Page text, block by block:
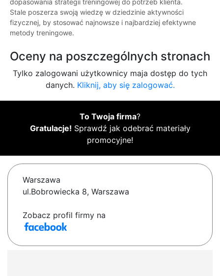
dopasowania strategii treningowej do potrzeb klienta.
Stale poszerza swoją wiedzę w dziedzinie aktywności
fizycznej, by stosować najnowsze i najbardziej efektywne
metody treningowe.
Oceny na poszczególnych stronach
Tylko zalogowani użytkownicy maja dostęp do tych
danych. Kliknij, aby się zalogować.
To Twoja firma?
Gratulacje! Sprawdź jak odebrać materiały
promocyjne!
Warszawa
ul.Bobrowiecka 8, Warszawa
Zobacz profil firmy na